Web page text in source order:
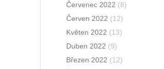
Červenec 2022 (8)
Červen 2022 (12)
Květen 2022 (13)
Duben 2022 (9)
Březen 2022 (12)